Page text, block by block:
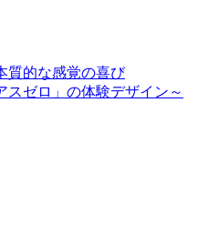
質的な感覚の喜び
スゼロ」の体験デザイン～